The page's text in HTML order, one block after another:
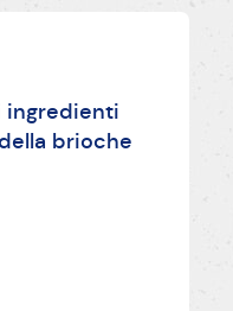
ingredienti
brioche